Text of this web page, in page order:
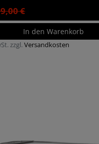
€
In den Warenkorb
zzgl.Versandkosten